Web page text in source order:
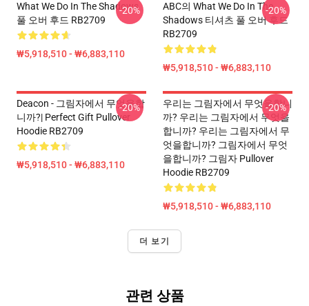
What We Do In The Shadows
풀 오버 후드 RB2709
₩5,918,510 - ₩6,883,110
-20%
ABC의 What We Do In The
Shadows 티셔츠 풀 오버 후드
RB2709
₩5,918,510 - ₩6,883,110
-20%
Deacon - 그림자에서 무엇을합
니까?| Perfect Gift Pullover
Hoodie RB2709
₩5,918,510 - ₩6,883,110
-20%
우리는 그림자에서 무엇을합니
까? 우리는 그림자에서 무엇을
합니까? 우리는 그림자에서 무
엇을합니까? 그림자에서 무엇
을합니까? 그림자 Pullover
Hoodie RB2709
₩5,918,510 - ₩6,883,110
-20%
더 보기
관련 상품